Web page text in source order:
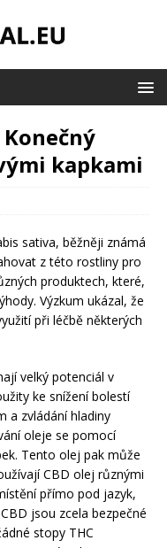
kapkami
sativa, běžněji známá
z této rostliny pro
produktech, které,
Výzkum ukázal, že
při léčbě některých
velký potenciál v
ke snížení bolestí
a zvládání hladiny
oleje se pomocí
Tento olej pak může
CBD olej různými
přímo pod jazyk,
jsou zcela bezpečné
stopy THC